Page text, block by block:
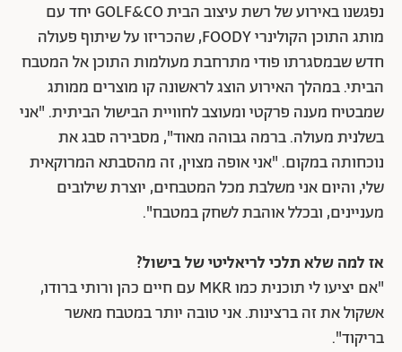
נפגשנו באירוע של רשת עיצוב הבית GOLF&CO יחד עם
מותג התוכן הקולינרי FOODY, שהכריזו על שיתוף פעולה
חדש שבמסגרתו פודי מתרחבת מעולמות התוכן אל המטבח
הביתי. במהלך האירוע הוצג לראשונה קו מוצרים ממותג
שמבטיח מענה פרקטי ומעוצב לחוויית הבישול הביתית. "אני
בשלנית מעולה. ברמה גבוהה מאוד", מסבירה סבג את
נוכחותה במקום. "אני אופה מצוין, זה מהסבתא המרוקאית
שלי, והיום אני משלבת מכל המטבחים, יוצרת שילובים
מעניינים, ובכלל אוהבת לשחק במטבח".
אז למה שלא תלכי לריאליטי של בישול?
"אם יציעו לי תוכנית כמו MKR עם חיים כהן ורותי ברודו,
אשקול את זה ברצינות. אני טובה יותר במטבח מאשר
בריקוד".